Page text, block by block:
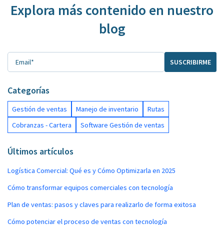
Explora más contenido en nuestro
blog
Categorías
Gestión de ventas Manejo de inventario
Rutas
Cobranzas - Cartera
Software Gestión de ventas
Últimos artículos
Logística Comercial: Qué es y Cómo Optimizarla en 2025
Cómo transformar equipos comerciales con tecnología
Plan de ventas: pasos y claves para realizarlo de forma exitosa
Cómo potenciar el proceso de ventas con tecnología